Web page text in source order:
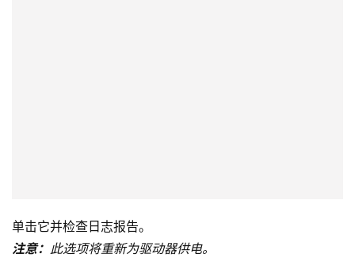
单击它并检查日志报告。
注意： 此选项将重新为驱动器供电。